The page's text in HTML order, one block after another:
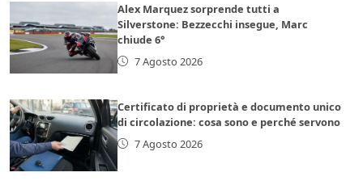
Alex Marquez sorprende tutti a
Silverstone: Bezzecchi insegue, Marc
chiude 6°
7 Agosto 2026
Certificato di proprietà e documento unico
di circolazione: cosa sono e perché servono
7 Agosto 2026